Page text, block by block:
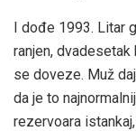
I dođe 1993. Litar
ranjen, dvadesetak
se doveze. Muž
da je to
rezervoara